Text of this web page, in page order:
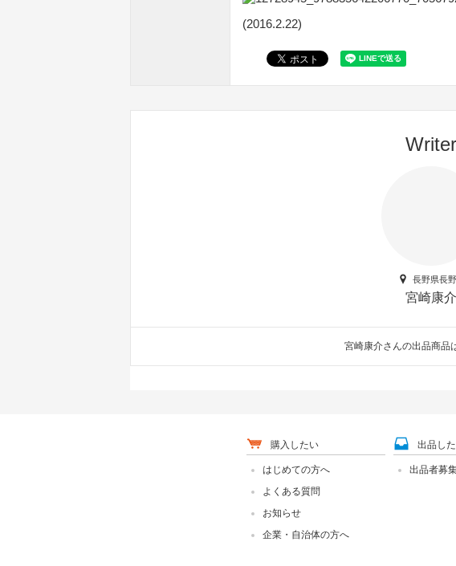
(2016.2.22)
Writer
長野県長
宮崎康介
宮崎康介さんの出品商品
購入したい
はじめての方へ
よくある質問
お知らせ
企業・自治体の方へ
出品し
出品者募